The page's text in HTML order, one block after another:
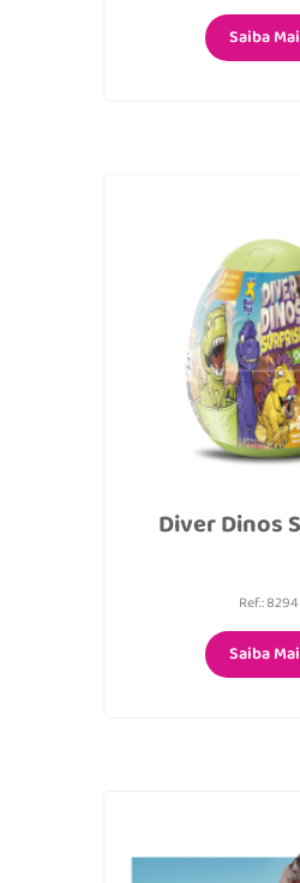
Saiba
Diver Dinos
Ref.: 8294
Saiba